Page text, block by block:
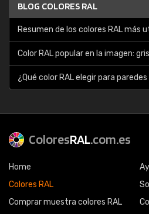
BLOG COLORES RAL
Resumen de los colores RAL más
Color RAL popular en la imagen:
¿Qué color RAL elegir para
ColoresRAL.com.es
Home
Colores RAL
Comprar muestra colores RAL